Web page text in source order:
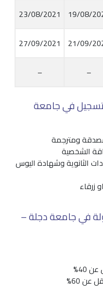
19/08/
23/08/2021
21/09/
27/09/2021
–
–
في جامعة
ومترجمة
الشخصية
الثانوية وشهادة اليوس
زرقاء
في جامعة دجلة –
60%